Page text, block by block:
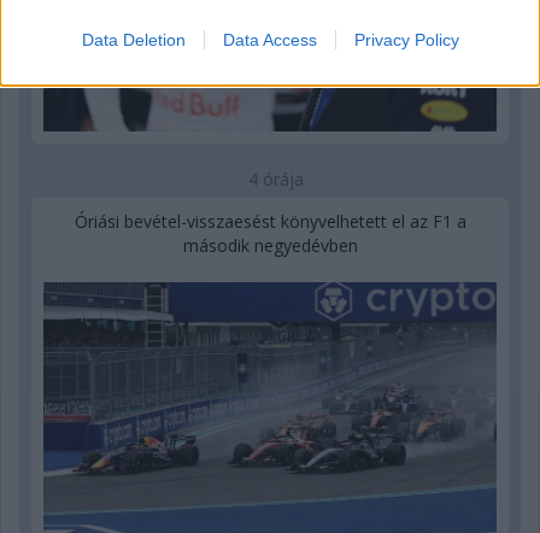
Data Deletion Data Access Privacy Policy
4 órája
Óriási bevétel-visszaesést könyvelhetett el az F1 a
második negyedévben